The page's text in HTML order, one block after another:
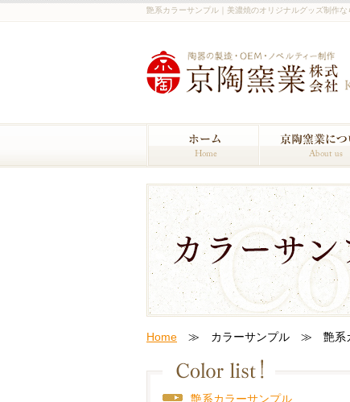
艶系カラーサンプル｜美濃焼のオリジナルグッズ制作
Home ≫ カラーサンプル ≫ 艶系カ
艶系カラーサンプル